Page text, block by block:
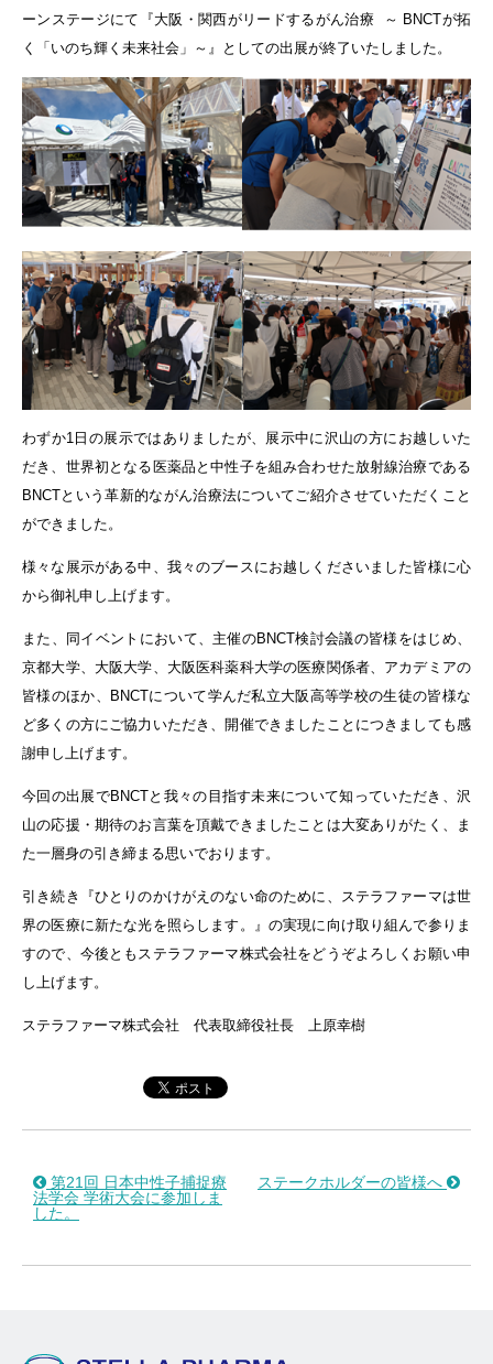
ーンステージにて『大阪・関西がリードするがん治療 ～ BNCTが拓
く「いのち輝く未来社会」～』としての出展が終了いたしました。
わずか1日の展示ではありましたが、展示中に沢山の方にお越しいた
だき、世界初となる医薬品と中性子を組み合わせた放射線治療である
BNCTという革新的ながん治療法についてご紹介させていただくこと
ができました。
様々な展示がある中、我々のブースにお越しくださいました皆様に心
から御礼申し上げます。
また、同イベントにおいて、主催のBNCT検討会議の皆様をはじめ、
京都大学、大阪大学、大阪医科薬科大学の医療関係者、アカデミアの
皆様のほか、BNCTについて学んだ私立大阪高等学校の生徒の皆様な
ど多くの方にご協力いただき、開催できましたことにつきましても感
謝申し上げます。
今回の出展でBNCTと我々の目指す未来について知っていただき、沢
山の応援・期待のお言葉を頂戴できましたことは大変ありがたく、ま
た一層身の引き締まる思いでおります。
引き続き『ひとりのかけがえのない命のために、ステラファーマは世
界の医療に新たな光を照らします。』の実現に向け取り組んで参りま
すので、今後ともステラファーマ株式会社をどうぞよろしくお願い申
し上げます。
ステラファーマ株式会社 代表取締役社長 上原幸樹
第21回 日本中性子捕捉療
法学会 学術大会に参加しま
した。
ステークホルダーの皆様へ